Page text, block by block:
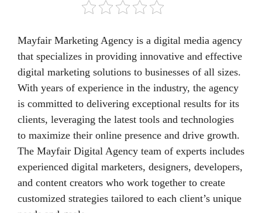
Mayfair Marketing Agency is a digital media agency
that specializes in providing innovative and effective
digital marketing solutions to businesses of all sizes.
With years of experience in the industry, the agency
is committed to delivering exceptional results for its
clients, leveraging the latest tools and technologies
to maximize their online presence and drive growth.
The Mayfair Digital Agency team of experts includes
experienced digital marketers, designers, developers,
and content creators who work together to create
customized strategies tailored to each client’s unique